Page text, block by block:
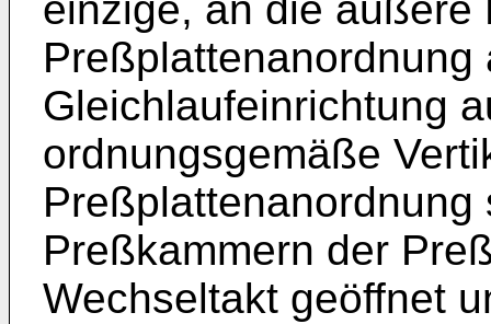
Gleichlaufeinrichtung
ordnungsgemäße
Preßkammern der
Wechseltakt geöffnet